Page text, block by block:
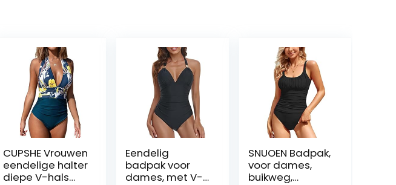
CUPSHE Vrouwen
eendelige halter
diepe V-hals
Eendelig
badpak voor
dames, met V-
SNUOEN Badpak,
voor dames,
buikweg,